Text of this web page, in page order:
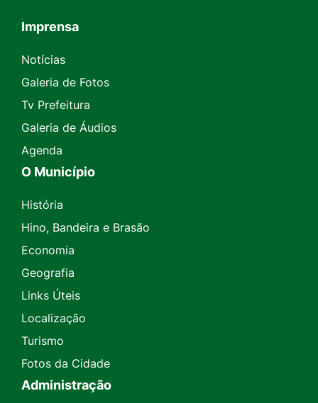
Seção do Rodapé e Contato
Imprensa
Notícias
Galeria de Fotos
Tv Prefeitura
Galeria de Áudios
Agenda
O Município
História
Hino, Bandeira e Brasão
Economia
Geografia
Links Úteis
Localização
Turismo
Fotos da Cidade
Administração